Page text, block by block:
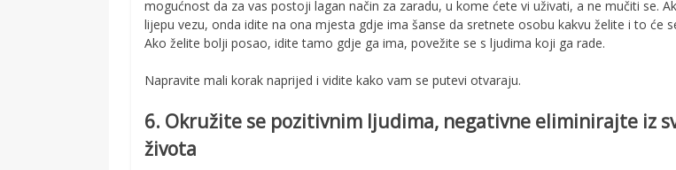
mogućnost da za vas postoji lagan način za zaradu, u kome ćete vi uživati, a ne mučiti se.
lijepu vezu, onda idite na ona mjesta gdje ima šanse da sretnete osobu kakvu želite i to će
Ako želite bolji posao, idite tamo gdje ga ima, povežite se s ljudima koji ga rade.
Napravite mali korak naprijed i vidite kako vam se putevi otvaraju.
6. Okružite se pozitivnim ljudima, negativne eliminirajte iz
života